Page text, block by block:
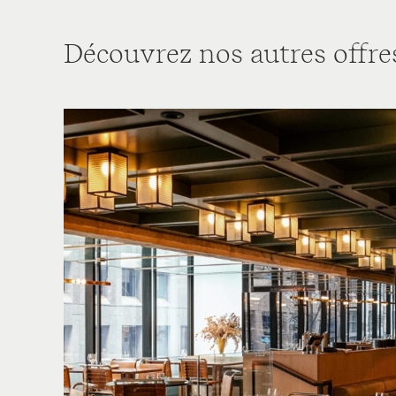
Découvrez nos autres